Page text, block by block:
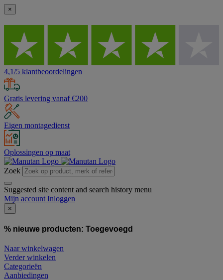
×
4,1/5 klantbeoordelingen
Gratis levering vanaf €200
Eigen montagedienst
Oplossingen op maat
Zoek
Suggested site content and search history menu
Mijn account Inloggen
×
% nieuwe producten: Toegevoegd
Naar winkelwagen
Verder winkelen
Categorieën
Aanbiedingen